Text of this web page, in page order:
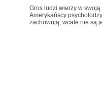
Gros ludzi wierzy w
Amerykańscy
zachowują, wcale nie są